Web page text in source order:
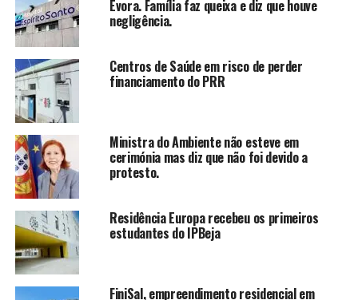
Évora. Família faz queixa e diz que houve
negligência.
Centros de Saúde em risco de perder
financiamento do PRR
Ministra do Ambiente não esteve em
cerimónia mas diz que não foi devido a
protesto.
Residência Europa recebeu os primeiros
estudantes do IPBeja
FiniSal, empreendimento residencial em